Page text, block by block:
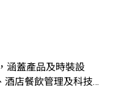
涵蓋產品及時裝設
店餐飲管理及科技應